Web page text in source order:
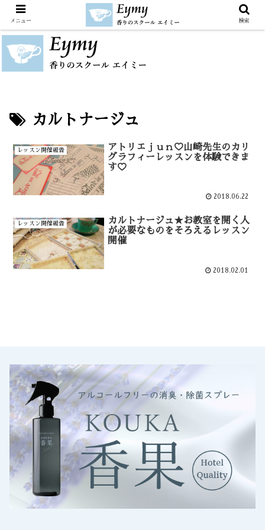
カルトナージュ
レッスン開催報告
アトリエｊｕｎ♡山崎先生のカリ
グラフィーレッスンを体験できま
す♡
2018.06.22
レッスン開催報告
カルトナージュ★お教室を開く人
が必要なものをそろえるレッスン
開催
2018.02.01
メニュー 検索